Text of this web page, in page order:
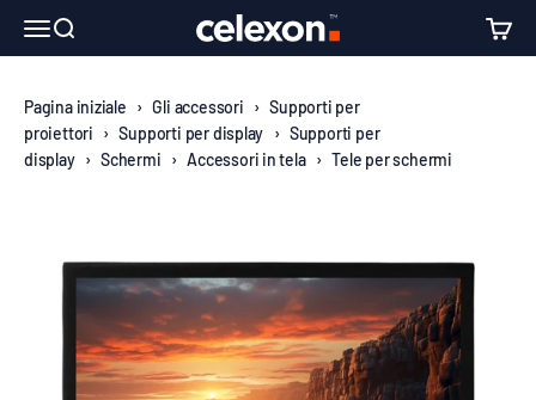
↵Skip to content
↵Skip to menu
↵Skip to footer
↵Open Accessibility Widget
Apri il menu di navigazione
Mostra il menu di ricercacelexon Europe GmbH
Pagina iniziale › Gli accessori › Supporti per
proiettori › Supporti per display › Supporti per
display › Schermi › Accessori in tela › Tele per schermi